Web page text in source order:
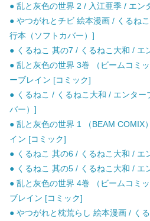
● 乱と灰色の世界 2 / 入江亜季 / エン
● やつがれとチビ 絵本漫画 / くるね
行本（ソフトカバー）]
● くるねこ 其の7 / くるねこ大和 / エ
● 乱と灰色の世界 3巻 （ビームコミ
ーブレイン [コミック]
● くるねこ / くるねこ大和 / エンター
バー）]
● 乱と灰色の世界 1 （BEAM COMIX
イン [コミック]
● くるねこ 其の6 / くるねこ大和 / エ
● くるねこ 其の5 / くるねこ大和 / エ
● 乱と灰色の世界 4巻 （ビームコミ
ブレイン [コミック]
● やつがれと枕荒らし 絵本漫画 / く